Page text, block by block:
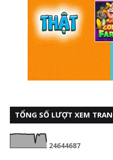
TỔNG SỐ LƯỢT XEM
24644687